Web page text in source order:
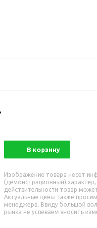
В корзину
Изображение товара несет
(демонстрационный) характер,
действительности товар
Актуальные цены также
менеджера. Ввиду большой
рынка не успеваем вносить